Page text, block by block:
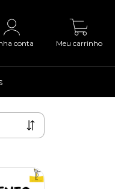
conta Meu carrinho